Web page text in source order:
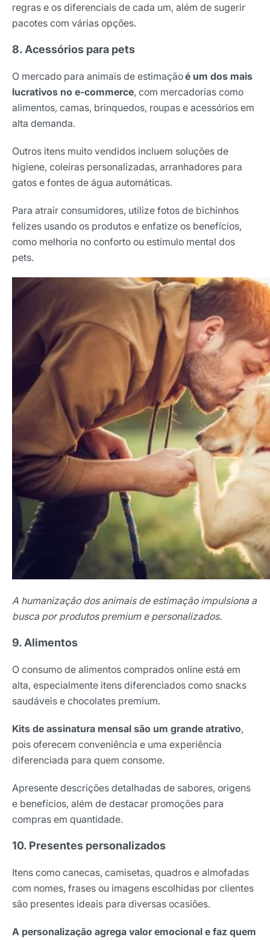
regras e os diferenciais de cada um, além de sugerir
pacotes com várias opções.
8. Acessórios para pets
O mercado para animais de estimaçãoé um dos mais
lucrativos no e-commerce, com mercadorias como
alimentos, camas, brinquedos, roupas e acessórios em
alta demanda.
Outros itens muito vendidos incluem soluções de
higiene, coleiras personalizadas, arranhadores para
gatos e fontes de água automáticas.
Para atrair consumidores, utilize fotos de bichinhos
felizes usando os produtos e enfatize os benefícios,
como melhoria no conforto ou estímulo mental dos
pets.
A humanização dos animais de estimação impulsiona a
busca por produtos premium e personalizados.
9. Alimentos
O consumo de alimentos comprados online está em
alta, especialmente itens diferenciados como snacks
saudáveis e chocolates premium.
Kits de assinatura mensal são um grande atrativo,
pois oferecem conveniência e uma experiência
diferenciada para quem consome.
Apresente descrições detalhadas de sabores, origens
e benefícios, além de destacar promoções para
compras em quantidade.
10. Presentes personalizados
Itens como canecas, camisetas, quadros e almofadas
com nomes, frases ou imagens escolhidas por clientes
são presentes ideais para diversas ocasiões.
A personalização agrega valor emocional e faz quem